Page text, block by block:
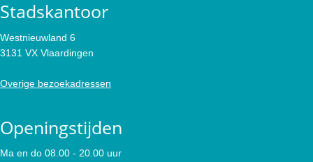
Stadskantoor
Westnieuwland 6
3131 VX Vlaardingen
Overige bezoekadressen
Openingstijden
Ma en do 08.00 - 20.00 uur